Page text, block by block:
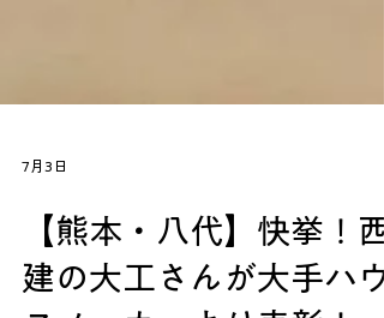
7月3日